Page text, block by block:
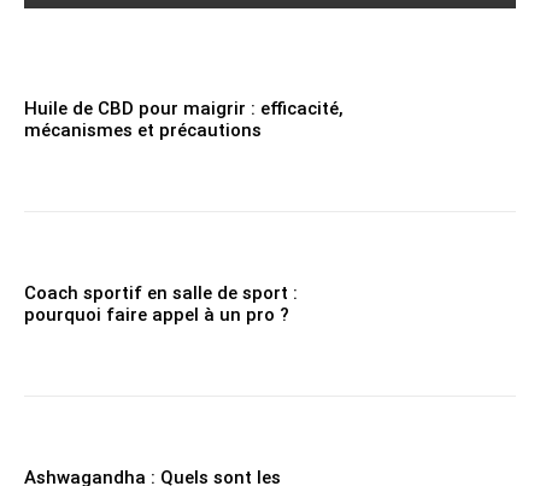
Huile de CBD pour maigrir : efficacité,
mécanismes et précautions
Coach sportif en salle de sport :
pourquoi faire appel à un pro ?
Ashwagandha : Quels sont les